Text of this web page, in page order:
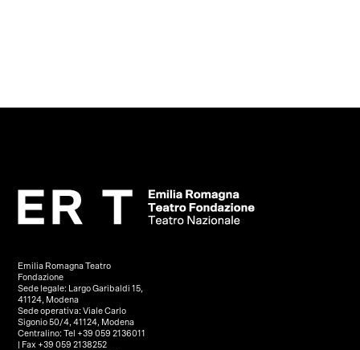
Emilia Romagna Teatro
Fondazione
Sede legale: Largo Garibaldi 15,
41124, Modena
Sede operativa: Viale Carlo
Sigonio 50/4, 41124, Modena
Centralino: Tel +39 059 2136011
| Fax +39 059 2138252